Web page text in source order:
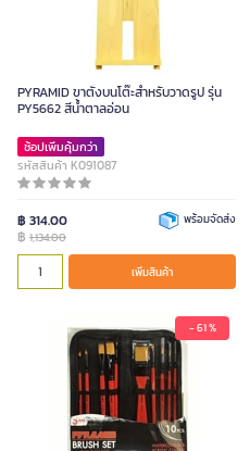
PYRAMID ขาตั้งบนโต๊ะสำหรับวาดรูป รุ่น
PY5662 สีน้ำตาลอ่อน
ช้อปเพิ่มคุ้มกว่า
รหัสสินค้า K091087
฿ 314.00
฿ 1,134.00
พร้อมจัดส่ง
เพิ่มสินค้า
- 61 %